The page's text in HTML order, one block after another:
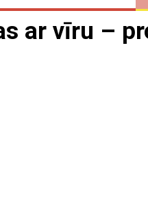
ar vīru –